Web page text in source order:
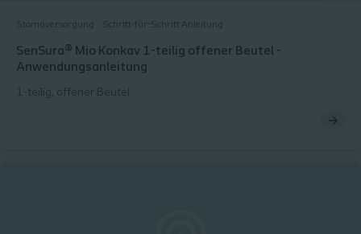
Stomaversorgung Schritt-für-Schritt Anleitung
SenSura® Mio Konkav 1-teilig offener Beutel -
Anwendungsanleitung
1-teilig, offener Beutel